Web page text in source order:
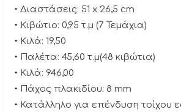
• Διαστάσεις: 51 x 26,5 cm
• Κιβώτιο: 0,95 τ.μ (7 Τεμάχια)
• Κιλά: 19,50
• Παλέτα: 45,60 τ.μ(48 κιβώτια)
• Κιλά: 946,00
• Πάχος πλακιδίου: 8 mm
• Κατάλληλο για επένδυση τοίχου